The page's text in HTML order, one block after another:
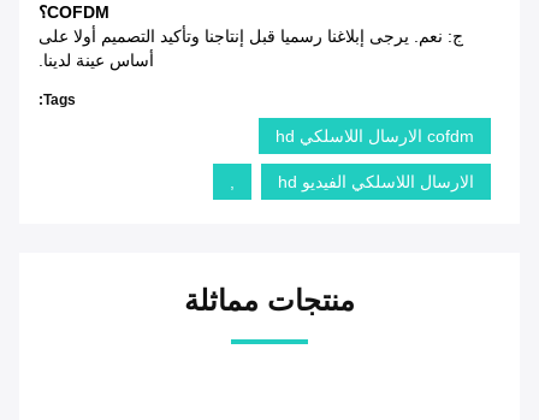
COFDM؟
ج: نعم. يرجى إبلاغنا رسميا قبل إنتاجنا وتأكيد التصميم أولا على
أساس عينة لدينا.
Tags:
cofdm الارسال اللاسلكي hd
الارسال اللاسلكي الفيديو hd ,
منتجات مماثلة